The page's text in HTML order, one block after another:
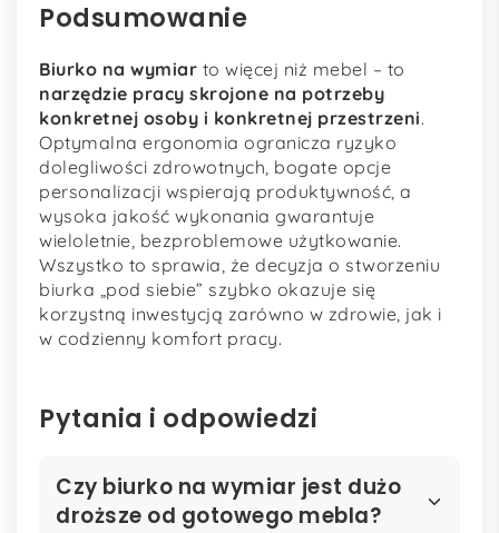
Podsumowanie
Biurko na wymiar to więcej niż mebel – to
narzędzie pracy skrojone na potrzeby
konkretnej osoby i konkretnej przestrzeni.
Optymalna ergonomia ogranicza ryzyko
dolegliwości zdrowotnych, bogate opcje
personalizacji wspierają produktywność, a
wysoka jakość wykonania gwarantuje
wieloletnie, bezproblemowe użytkowanie.
Wszystko to sprawia, że decyzja o stworzeniu
biurka „pod siebie” szybko okazuje się
korzystną inwestycją zarówno w zdrowie, jak i
w codzienny komfort pracy.
Pytania i odpowiedzi
Czy biurko na wymiar jest dużo
droższe od gotowego mebla?